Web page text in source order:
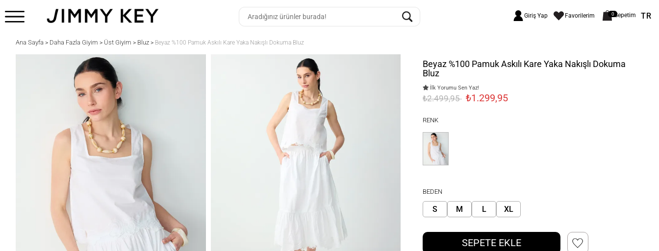
Giriş Yap Favorilerim 0Sepetim TR
Ana Sayfa > Daha Fazla Giyim > Üst Giyim > Bluz > Beyaz %100 Pamuk Askılı Kare Yaka Nakışlı Dokuma Bluz
Beyaz %100 Pamuk Askılı Kare Yaka Nakışlı Dokuma
Bluz
İlk Yorumu Sen Yaz!
₺2.499,95 ₺1.299,95
RENK
BEDEN
S M L XL
SEPETE EKLE